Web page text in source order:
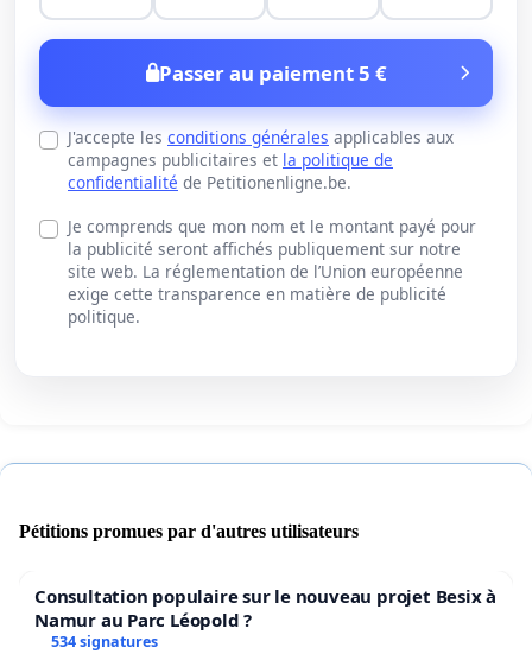
Passer au paiement 5 €
J'accepte les conditions générales applicables aux
campagnes publicitaires et la politique de
confidentialité de Petitionenligne.be.
Je comprends que mon nom et le montant payé pour
la publicité seront affichés publiquement sur notre
site web. La réglementation de l’Union européenne
exige cette transparence en matière de publicité
politique.
Pétitions promues par d'autres utilisateurs
Consultation populaire sur le nouveau projet Besix à
Namur au Parc Léopold ?
534 signatures